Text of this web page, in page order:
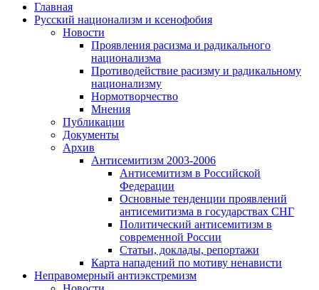
Главная
Русский национализм и ксенофобия
Новости
Проявления расизма и радикального
национализма
Противодействие расизму и радикальному
национализму
Нормотворчество
Мнения
Публикации
Документы
Архив
Антисемитизм 2003-2006
Антисемитизм в Российской
Федерации
Основные тенденции проявлений
антисемитизма в государствах СНГ
Политический антисемитизм в
современной России
Статьи, доклады, репортажи
Карта нападений по мотиву ненависти
Неправомерный антиэкстремизм